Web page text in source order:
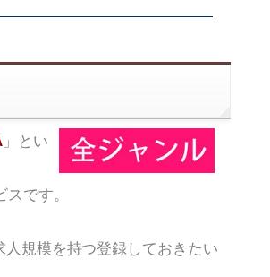
」とい
です。
規模を持つ登録しておきたい